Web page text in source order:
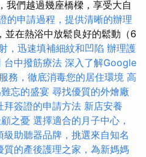
我們越過幾座橋樑，享受大自
的申請過程，提供清晰的辦理
並在熱浴中放鬆良好的鬆動（6
，迅速填補細紋和凹陷 辦理護
台中撥筋療法 深入了解Google
務，徹底消毒您的居住環境 高
忘的盛宴 尋找優質的外燴廠
拜簽證的申請方法 新店安養
之憂 選擇適合的月子中心，
級助聽器品牌，挑選來自知名
質的產後護理之家，為新媽媽